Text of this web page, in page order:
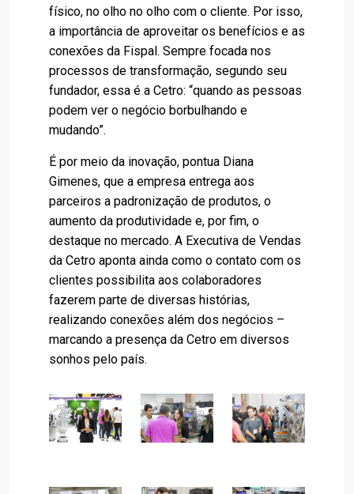
físico, no olho no olho com o cliente. Por isso,
a importância de aproveitar os benefícios e as
conexões da Fispal. Sempre focada nos
processos de transformação, segundo seu
fundador, essa é a Cetro: “quando as pessoas
podem ver o negócio borbulhando e
mudando”.
É por meio da inovação, pontua Diana
Gimenes, que a empresa entrega aos
parceiros a padronização de produtos, o
aumento da produtividade e, por fim, o
destaque no mercado. A Executiva de Vendas
da Cetro aponta ainda como o contato com os
clientes possibilita aos colaboradores
fazerem parte de diversas histórias,
realizando conexões além dos negócios –
marcando a presença da Cetro em diversos
sonhos pelo país.